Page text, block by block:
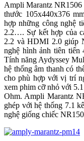
Ampli Marantz
thước 105x440x376
hợp những công nghệ
2.2…. Sự kết hợp của
2.2 và HDMI 2.0 giúp
nghệ hình ảnh tiên
Tính năng Aydyssey
hệ thống âm thanh có
cho phù hợp với vị trí
xem phim cỡ nhỏ với
Ohm. Ampli Marantz
ghép với hệ thống 7.1
nghệ giống chiếc